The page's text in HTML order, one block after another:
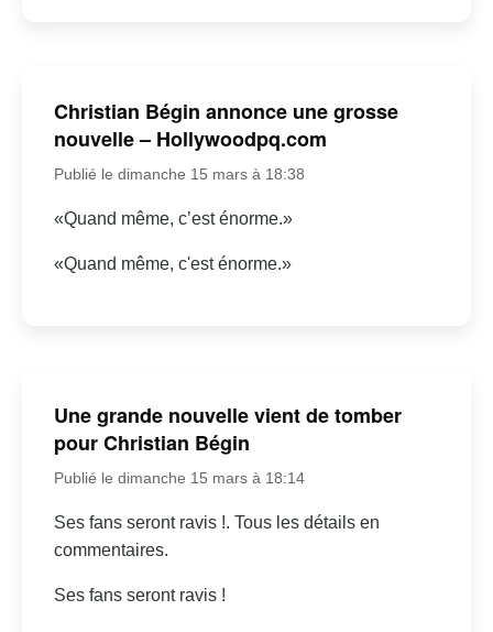
Christian Bégin annonce une grosse
nouvelle – Hollywoodpq.com
Publié le dimanche 15 mars à 18:38
«Quand même, c’est énorme.»
«Quand même, c'est énorme.»
Une grande nouvelle vient de tomber
pour Christian Bégin
Publié le dimanche 15 mars à 18:14
Ses fans seront ravis !. Tous les détails en
commentaires.
Ses fans seront ravis !